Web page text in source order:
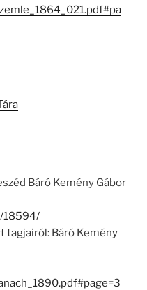
Báró Kemény Gábor
18594/
tagjairól: Báró Kemény